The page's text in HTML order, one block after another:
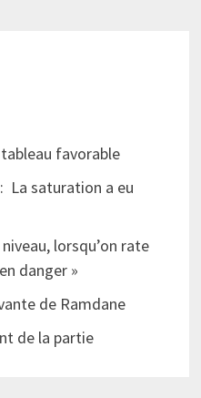
favorable
La saturation a eu
lorsqu’on rate
danger »
de Ramdane
de la partie